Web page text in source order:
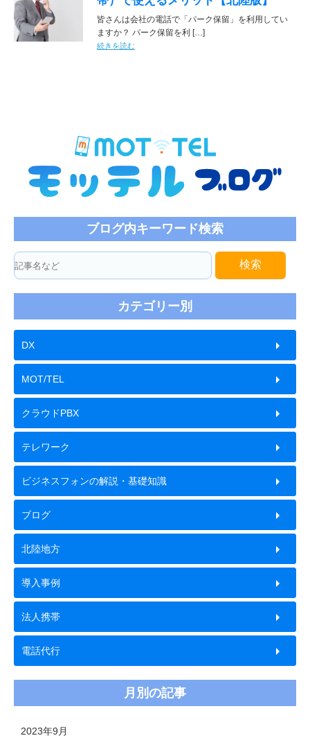
皆さんは会社の電話で「パーク保留」を利用してい
ますか？ パーク保留を利 […]
続きを読む
ブログ内キーワード検索
検索
カテゴリー別
DX
MOT/TEL
クラウドPBX
テレワーク
ビジネスフォンの解説・基礎知識
ブログ
北陸地方
導入事例
法人携帯
電話代行
月別の記事
2023年9月